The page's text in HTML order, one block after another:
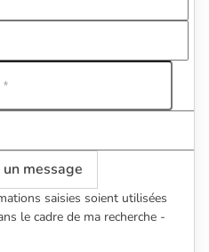
message
saisies soient utilisées
le cadre de ma recherche -